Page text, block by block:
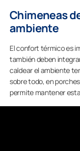
Chimeneas
ambiente
El confort térmico es
también deben
caldear el ambiente
sobre todo, en
permite mantener